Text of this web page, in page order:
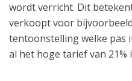
wordt verricht. Dit
verkoopt voor
tentoonstelling welke pas
al het hoge tarief van